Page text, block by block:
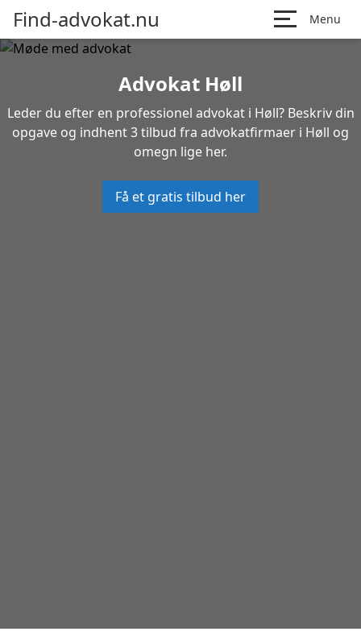
Find-advokat.nu Menu
Advokat Høll
Leder du efter en professionel advokat i Høll? Beskriv din
opgave og indhent 3 tilbud fra advokatfirmaer i Høll og
omegn lige her.
Få et gratis tilbud her